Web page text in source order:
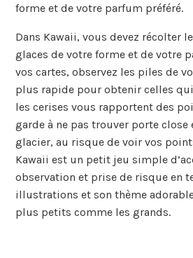
forme et de votre parfum préféré.
Dans Kawaii, vous devez récolter
glaces de votre forme et de votre
vos cartes, observez les piles de
plus rapide pour obtenir celles
les cerises vous rapportent des
garde à ne pas trouver porte close
glacier, au risque de voir vos
Kawaii est un petit jeu simple
observation et prise de risque en
illustrations et son thème
plus petits comme les grands.